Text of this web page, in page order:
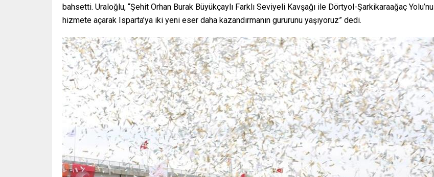
bahsetti. Uraloğlu, “Şehit Orhan Burak Büyükçaylı Farklı Seviyeli Kavşağı ile Dörtyol-Şarkikaraağaç Yolu’nu
hizmete açarak Isparta’ya iki yeni eser daha kazandırmanın gururunu yaşıyoruz” dedi.